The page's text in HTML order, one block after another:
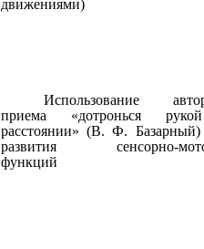
движениями)
Использование
приема «дотронься
расстоянии» (В. Ф.
развития сенсорно-
функций